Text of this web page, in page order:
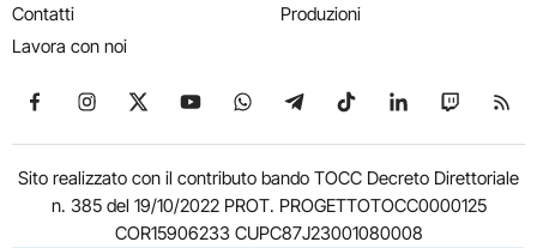
Contatti
Lavora con noi
Produzioni
Seguici su Facebook
Seguici su Instagram
Seguici su X
Seguici su YouTube
Seguici su WhatsApp
Seguici su Telegram
Seguici su TikTok
Seguici su
Seguici
Sito realizzato con il contributo bando TOCC Decreto Direttoriale
n. 385 del 19/10/2022 PROT. PROGETTOTOCC0000125
COR15906233 CUPC87J23001080008